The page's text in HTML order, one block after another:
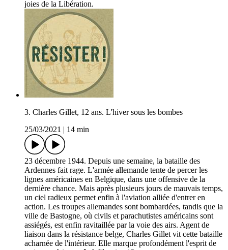
joies de la Libération.
3. Charles Gillet, 12 ans. L'hiver sous les bombes
25/03/2021
14 min
23 décembre 1944. Depuis une semaine, la bataille des
Ardennes fait rage. L'armée allemande tente de percer les
lignes américaines en Belgique, dans une offensive de la
dernière chance. Mais après plusieurs jours de mauvais temps,
un ciel radieux permet enfin à l'aviation alliée d'entrer en
action. Les troupes allemandes sont bombardées, tandis que la
ville de Bastogne, où civils et parachutistes américains sont
assiégés, est enfin ravitaillée par la voie des airs. Agent de
liaison dans la résistance belge, Charles Gillet vit cette bataille
acharnée de l'intérieur. Elle marque profondément l'esprit de